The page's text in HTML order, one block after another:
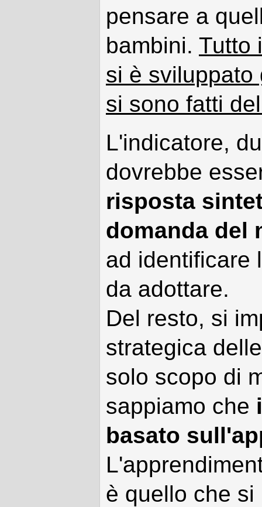
pensare a
bambini. Tutto
si è sviluppato
si sono fatti
L'indicatore,
dovrebbe
risposta
domanda del
ad identificare
da adottare.
Del resto, si
strategica
solo scopo di
sappiamo che
basato
è quello che